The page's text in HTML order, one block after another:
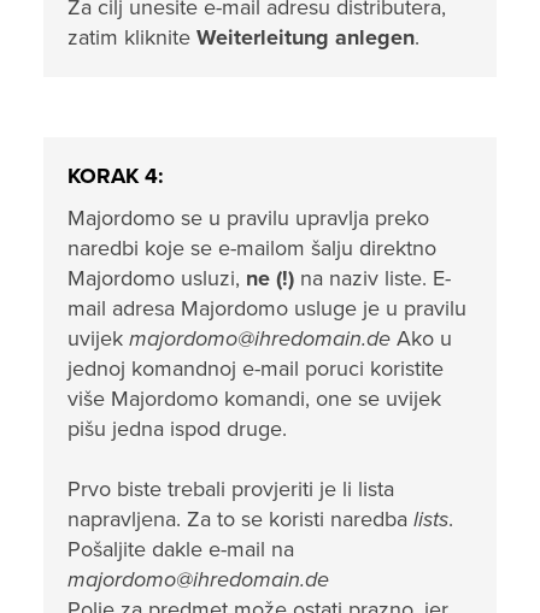
Za cilj unesite e-mail adresu distributera,
zatim kliknite Weiterleitung anlegen.
KORAK 4:
Majordomo se u pravilu upravlja preko
naredbi koje se e-mailom šalju direktno
Majordomo usluzi, ne (!) na naziv liste. E-
mail adresa Majordomo usluge je u pravilu
uvijek majordomo@ihredomain.de Ako u
jednoj komandnoj e-mail poruci koristite
više Majordomo komandi, one se uvijek
pišu jedna ispod druge.
Prvo biste trebali provjeriti je li lista
napravljena. Za to se koristi naredba lists.
Pošaljite dakle e-mail na
majordomo@ihredomain.de